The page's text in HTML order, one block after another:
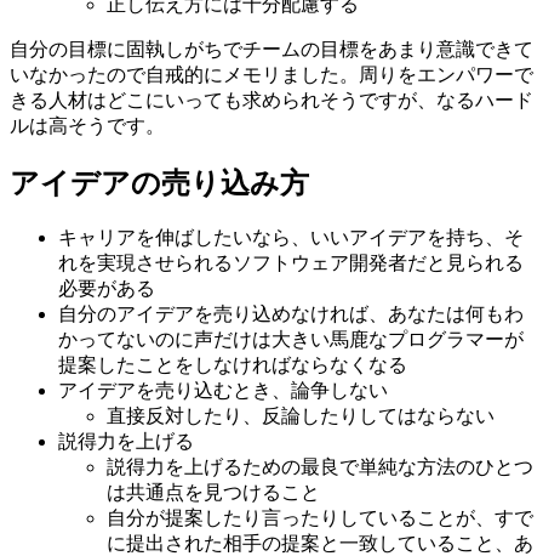
自分の目標に固執しがちでチームの目標をあまり意識できて
いなかったので自戒的にメモリました。周りをエンパワーで
きる人材はどこにいっても求められそうですが、なるハード
ルは高そうです。
アイデアの売り込み方
キャリアを伸ばしたいなら、いいアイデアを持ち、そ
れを実現させられるソフトウェア開発者だと見られる
必要がある
自分のアイデアを売り込めなければ、あなたは何もわ
かってないのに声だけは大きい馬鹿なプログラマーが
提案したことをしなければならなくなる
アイデアを売り込むとき、論争しない
直接反対したり、反論したりしてはならない
説得力を上げる
説得力を上げるための最良で単純な方法のひとつ
は共通点を見つけること
自分が提案したり言ったりしていることが、すで
に提出された相手の提案と一致していること、あ